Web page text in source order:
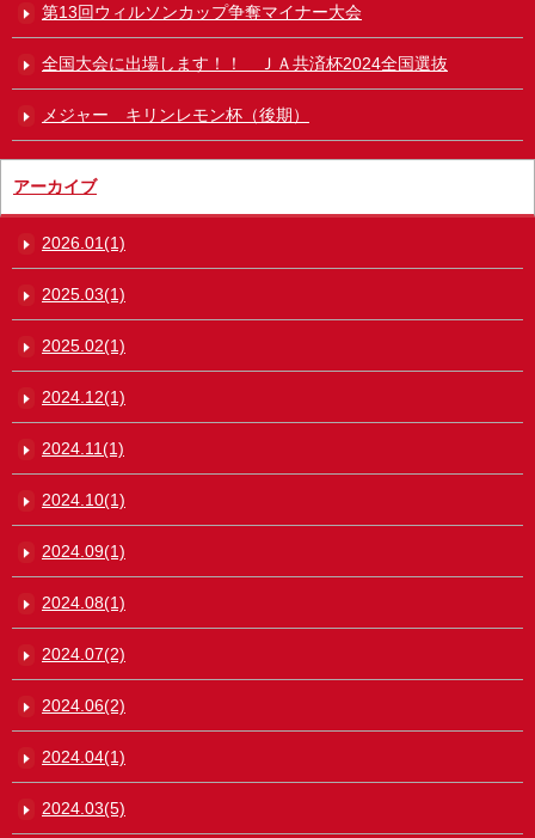
第13回ウィルソンカップ争奪マイナー大会
全国大会に出場します！！ ＪＡ共済杯2024全国選抜
メジャー キリンレモン杯（後期）
アーカイブ
2026.01(1)
2025.03(1)
2025.02(1)
2024.12(1)
2024.11(1)
2024.10(1)
2024.09(1)
2024.08(1)
2024.07(2)
2024.06(2)
2024.04(1)
2024.03(5)